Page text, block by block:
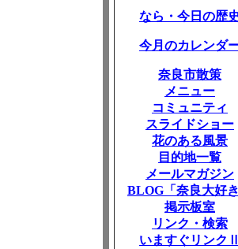
なら・今日の歴史
今月のカレンダ
奈良市散策
メニュー
コミュニティ
スライドショー
花のある風景
目的地一覧
メールマガジン
BLOG「奈良大好き
掲示板室
リンク・検索
いますぐリンクⅡ